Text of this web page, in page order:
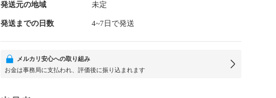
発送元の地域 未定
発送までの日数 4~7日で発送
メルカリ安心への取り組み
お金は事務局に支払われ、評価後に振り込まれます